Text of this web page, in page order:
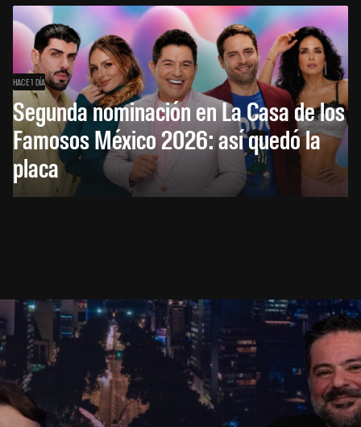
HACE 1 DÍA
Segunda nominación en La Casa de los
Famosos México 2026: así quedó la
placa